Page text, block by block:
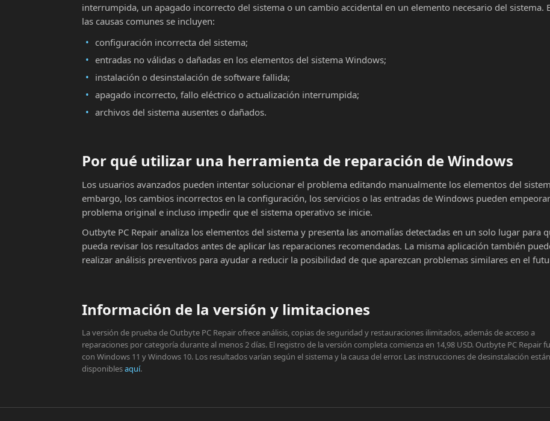
interrumpida, un apagado incorrecto del sistema o un cambio accidental en un elemento necesario del sistema.
las causas comunes se incluyen:
configuración incorrecta del sistema;
entradas no válidas o dañadas en los elementos del sistema Windows;
instalación o desinstalación de software fallida;
apagado incorrecto, fallo eléctrico o actualización interrumpida;
archivos del sistema ausentes o dañados.
Por qué utilizar una herramienta de reparación de Windows
Los usuarios avanzados pueden intentar solucionar el problema editando manualmente los elementos del
embargo, los cambios incorrectos en la configuración, los servicios o las entradas de Windows pueden
problema original e incluso impedir que el sistema operativo se inicie.
Outbyte PC Repair analiza los elementos del sistema y presenta las anomalías detectadas en un solo lugar para
pueda revisar los resultados antes de aplicar las reparaciones recomendadas. La misma aplicación también
realizar análisis preventivos para ayudar a reducir la posibilidad de que aparezcan problemas similares en el
Información de la versión y limitaciones
La versión de prueba de Outbyte PC Repair ofrece análisis, copias de seguridad y restauraciones ilimitados, además de acceso a
reparaciones por categoría durante al menos 2 días. El registro de la versión completa comienza en 14,98 USD. Outbyte PC Repair
con Windows 11 y Windows 10. Los resultados varían según el sistema y la causa del error. Las instrucciones de desinstalación están
disponiblesaquí.